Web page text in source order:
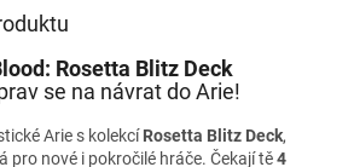
Rosetta Blitz Deck
se na návrat do Arie!
Arie s kolekcíRosetta Blitz Deck,
pro nové i pokročilé hráče. Čekají tě4